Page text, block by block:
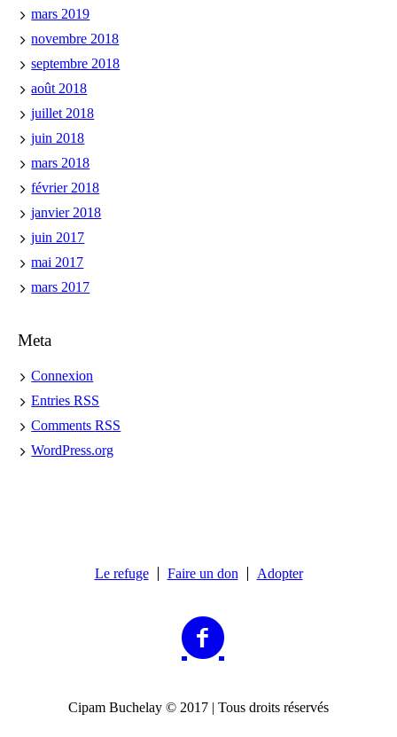
mars 2019
novembre 2018
septembre 2018
août 2018
juillet 2018
juin 2018
mars 2018
février 2018
janvier 2018
juin 2017
mai 2017
mars 2017
Meta
Connexion
EntriesRSS
CommentsRSS
WordPress.org
Le refuge Faire un don Adopter
Cipam Buchelay © 2017 | Tous droits réservés